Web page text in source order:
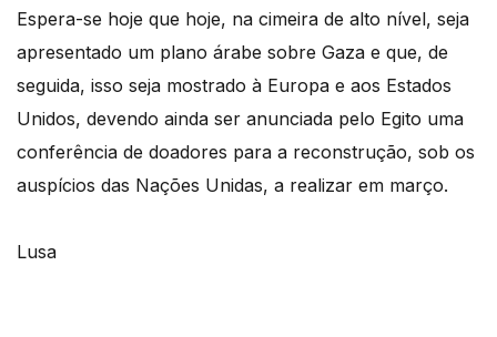
Espera-se hoje que hoje, na cimeira de alto nível, seja
apresentado um plano árabe sobre Gaza e que, de
seguida, isso seja mostrado à Europa e aos Estados
Unidos, devendo ainda ser anunciada pelo Egito uma
conferência de doadores para a reconstrução, sob os
auspícios das Nações Unidas, a realizar em março.
Lusa